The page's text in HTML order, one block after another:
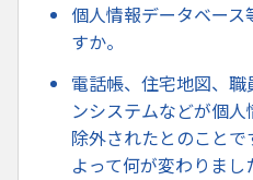
個人情報データベー
すか。
電話帳、住宅地図、
ンシステムなどが個
除外されたとのこと
よって何が変わりまし